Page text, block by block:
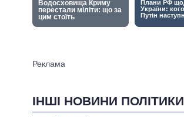
ІНШІ НОВИНИ ПОЛІТИКИ